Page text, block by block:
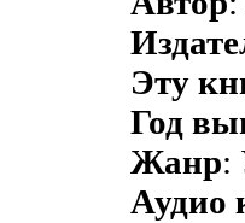
Эту
Год
Жанр:
Аудио